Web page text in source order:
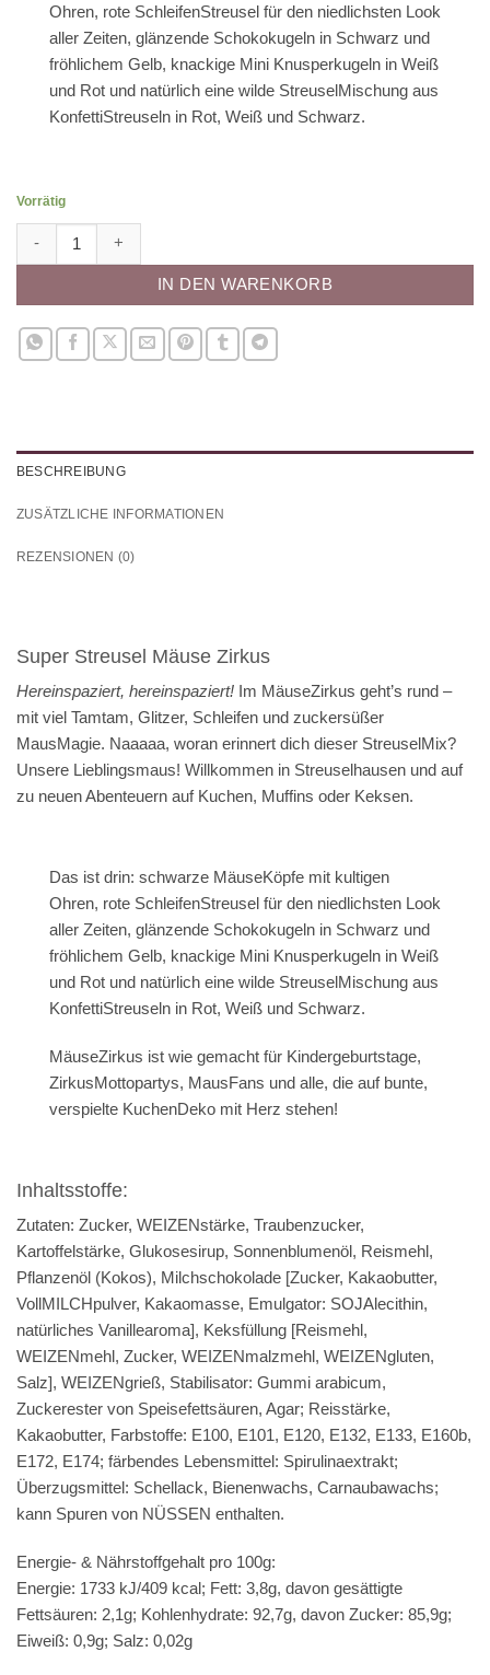
Ohren, rote SchleifenStreusel für den niedlichsten Look
aller Zeiten, glänzende Schokokugeln in Schwarz und
fröhlichem Gelb, knackige Mini Knusperkugeln in Weiß
und Rot und natürlich eine wilde StreuselMischung aus
KonfettiStreuseln in Rot, Weiß und Schwarz.
Vorrätig
IN DEN WARENKORB
BESCHREIBUNG
ZUSÄTZLICHE INFORMATIONEN
REZENSIONEN (0)
Super Streusel Mäuse Zirkus
Hereinspaziert, hereinspaziert! Im MäuseZirkus geht’s rund –
mit viel Tamtam, Glitzer, Schleifen und zuckersüßer
MausMagie. Naaaaa, woran erinnert dich dieser StreuselMix?
Unsere Lieblingsmaus! Willkommen in Streuselhausen und auf
zu neuen Abenteuern auf Kuchen, Muffins oder Keksen.
Das ist drin: schwarze MäuseKöpfe mit kultigen
Ohren, rote SchleifenStreusel für den niedlichsten Look
aller Zeiten, glänzende Schokokugeln in Schwarz und
fröhlichem Gelb, knackige Mini Knusperkugeln in Weiß
und Rot und natürlich eine wilde StreuselMischung aus
KonfettiStreuseln in Rot, Weiß und Schwarz.
MäuseZirkus ist wie gemacht für Kindergeburtstage,
ZirkusMottopartys, MausFans und alle, die auf bunte,
verspielte KuchenDeko mit Herz stehen!
Inhaltsstoffe:
Zutaten: Zucker, WEIZENstärke, Traubenzucker,
Kartoffelstärke, Glukosesirup, Sonnenblumenöl, Reismehl,
Pflanzenöl (Kokos), Milchschokolade [Zucker, Kakaobutter,
VollMILCHpulver, Kakaomasse, Emulgator: SOJAlecithin,
natürliches Vanillearoma], Keksfüllung [Reismehl,
WEIZENmehl, Zucker, WEIZENmalzmehl, WEIZENgluten,
Salz], WEIZENgrieß, Stabilisator: Gummi arabicum,
Zuckerester von Speisefettsäuren, Agar; Reisstärke,
Kakaobutter, Farbstoffe: E100, E101, E120, E132, E133, E160b,
E172, E174; färbendes Lebensmittel: Spirulinaextrakt;
Überzugsmittel: Schellack, Bienenwachs, Carnaubawachs;
kann Spuren von NÜSSEN enthalten.
Energie- & Nährstoffgehalt pro 100g:
Energie: 1733 kJ/409 kcal; Fett: 3,8g, davon gesättigte
Fettsäuren: 2,1g; Kohlenhydrate: 92,7g, davon Zucker: 85,9g;
Eiweiß: 0,9g; Salz: 0,02g